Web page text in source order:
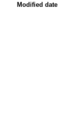
Modified date